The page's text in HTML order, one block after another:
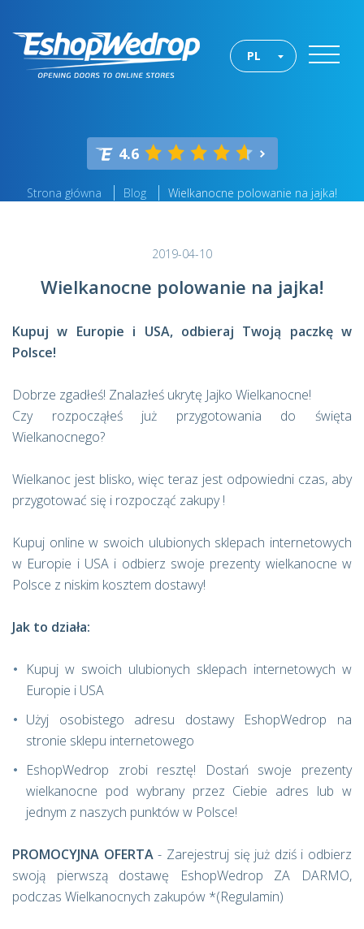
PL
4.6
Strona główna Blog Wielkanocne polowanie na jajka!
2019-04-10
Wielkanocne polowanie na jajka!
Kupuj w Europie i USA, odbieraj Twoją paczkę w
Polsce!
Dobrze zgadłeś! Znalazłeś ukrytę Jajko Wielkanocne!
Czy rozpocząłeś już przygotowania do święta
Wielkanocnego?
Wielkanoc jest blisko, więc teraz jest odpowiedni czas, aby
przygotować się i rozpocząć zakupy !
Kupuj online w swoich ulubionych sklepach internetowych
w Europie i USA i odbierz swoje prezenty wielkanocne w
Polsce z niskim kosztem dostawy!
Jak to działa:
Kupuj w swoich ulubionych sklepach internetowych w
Europie i USA
Użyj osobistego adresu dostawy EshopWedrop na
stronie sklepu internetowego
EshopWedrop zrobi resztę! Dostań swoje prezenty
wielkanocne pod wybrany przez Ciebie adres lub w
jednym z naszych punktów w Polsce!
PROMOCYJNA OFERTA- Zarejestruj się już dziś i odbierz
swoją pierwszą dostawę EshopWedrop ZA DARMO,
podczas Wielkanocnych zakupów *(Regulamin)